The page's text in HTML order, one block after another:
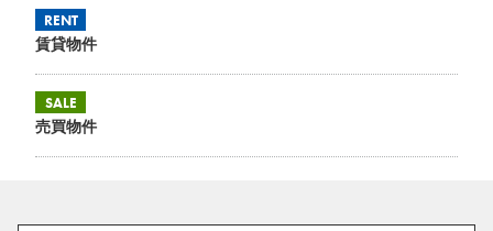
RENT
賃貸物件
SALE
売買物件